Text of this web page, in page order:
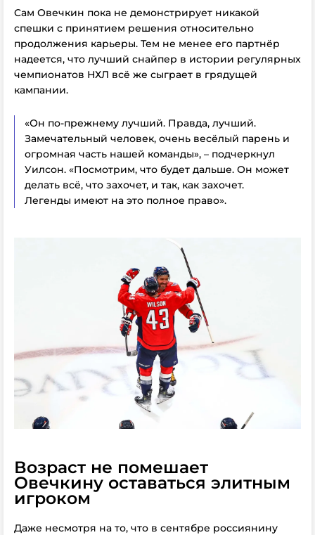
Cам Овечкин пока не демонстрирует никакой
спешки с принятием решения относительно
продолжения карьеры. Тем не менее его партнёр
надеется, что лучший снайпер в истории регулярных
чемпионатов НХЛ всё же сыграет в грядущей
кампании.
«Он по-прежнему лучший. Правда, лучший.
Замечательный человек, очень весёлый парень и
огромная часть нашей команды», – подчеркнул
Уилсон. «Посмотрим, что будет дальше. Он может
делать всё, что захочет, и так, как захочет.
Легенды имеют на это полное право».
Возраст не помешает
Овечкину оставаться элитным
игроком
Даже несмотря на то, что в сентябре россиянину